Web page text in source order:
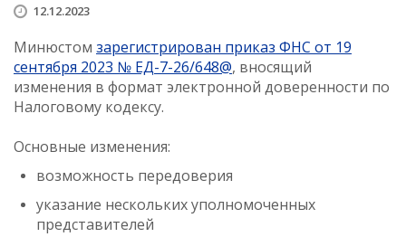
12.12.2023
Минюстом зарегистрирован приказ ФНС от 19
сентября 2023 № ЕД-7-26/648@, вносящий
изменения в формат электронной доверенности по
Налоговому кодексу.
Основные изменения:
возможность передоверия
указание нескольких уполномоченных
представителей